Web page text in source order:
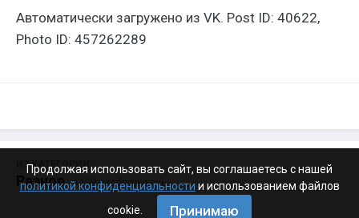
Автоматически загружено из VK. Post ID: 40622,
Photo ID: 457262289
ИЗ КАТЕГОРИИ:
Разное · 4 199 изображений
Продолжая использовать сайт, вы соглашаетесь с нашей
политикой конфиденциальности и использованием файлов
cookie.
Принимаю